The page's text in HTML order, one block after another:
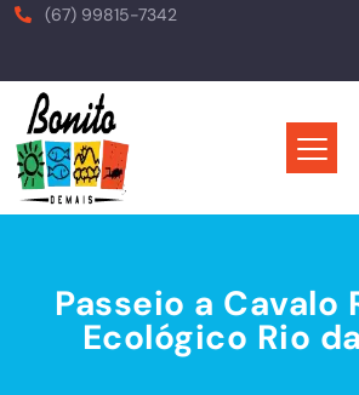
(67) 99815-7342
Passeio a Cavalo
Ecológico Rio